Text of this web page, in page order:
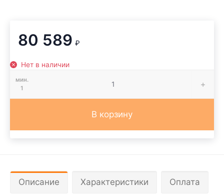
80 589 ₽
Нет в наличии
мин.
1
В корзину
Описание Характеристики Оплата